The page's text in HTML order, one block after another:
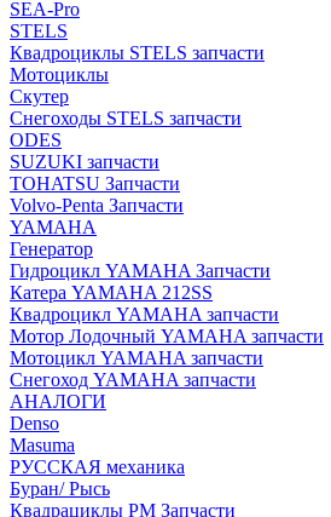
SEA-Pro
STELS
Квадроциклы STELS запчасти
Мотоциклы
Скутер
Снегоходы STELS запчасти
ODES
SUZUKI запчасти
TOHATSU Запчасти
Volvo-Penta Запчасти
YAMAHA
Генератор
Гидроцикл YAMAHA Запчасти
Катера YAMAHA 212SS
Квадроцикл YAMAHA запчасти
Мотор Лодочный YAMAHA запчасти
Мотоцикл YAMAHA запчасти
Снегоход YAMAHA запчасти
АНАЛОГИ
Denso
Masuma
РУССКАЯ механика
Буран/ Рысь
Квадрациклы РМ Запчасти